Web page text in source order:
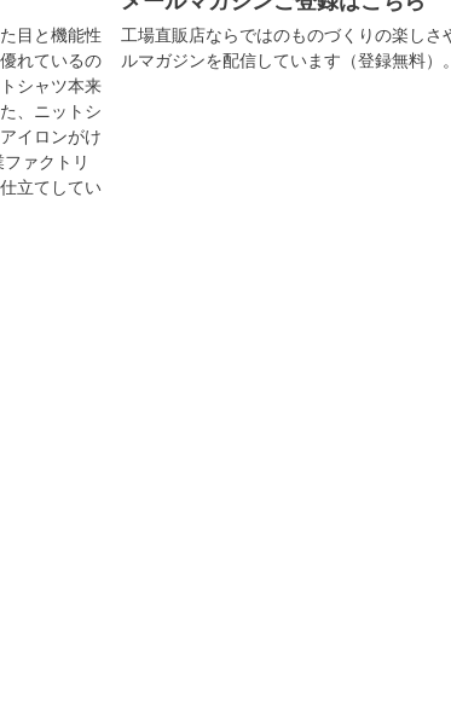
目と機能性
れているの
シャツ本来
、ニットシ
イロンがけ
ァクトリ
立てしてい
工場直販店ならではのものづくりの楽しさ
ルマガジンを配信しています（登録無料）。